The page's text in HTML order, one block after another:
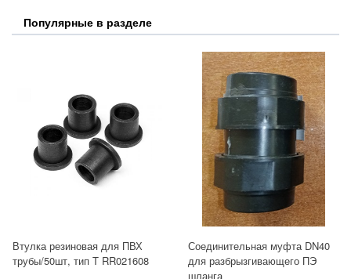
Популярные в разделе
Втулка резиновая для ПВХ
трубы/50шт, тип T RR021608
Соединительная муфта DN40
для разбрызгивающего ПЭ
шланга